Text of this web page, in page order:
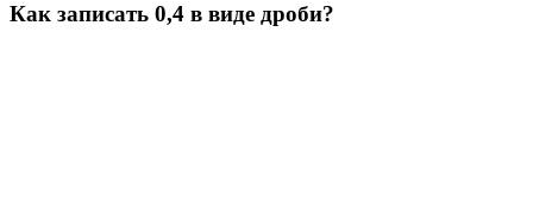
Как записать 0,4 в виде дроби?